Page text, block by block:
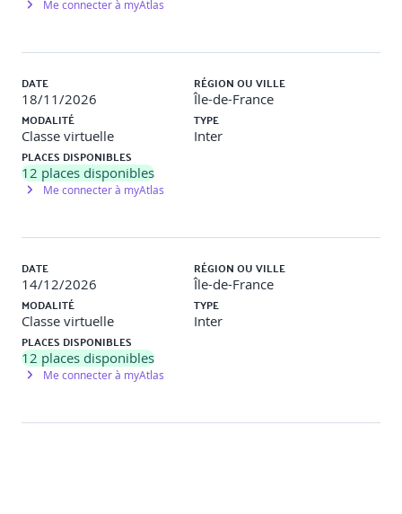
Me connecter à myAtlas
DATE
18/11/2026
RÉGION OU VILLE
Île-de-France
MODALITÉ
Classe virtuelle
TYPE
Inter
PLACES DISPONIBLES
12 places disponibles
Me connecter à myAtlas
DATE
14/12/2026
RÉGION OU VILLE
Île-de-France
MODALITÉ
Classe virtuelle
TYPE
Inter
PLACES DISPONIBLES
12 places disponibles
Me connecter à myAtlas